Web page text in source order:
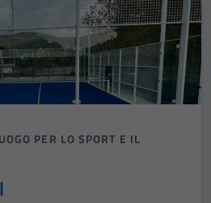
PER LO SPORT E IL